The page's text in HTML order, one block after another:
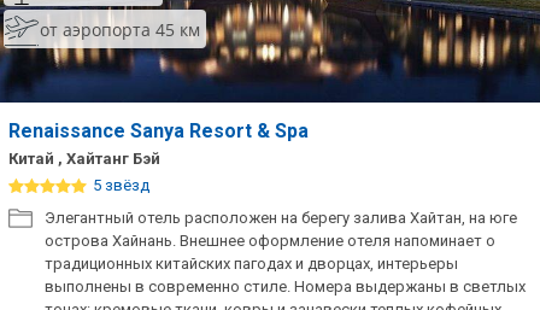
от аэропорта 45 км
Renaissance Sanya Resort & Spa
Китай , Хайтанг Бэй
5 звёзд
Элегантный отель расположен на берегу залива Хайтан, на юге
острова Хайнань. Внешнее оформление отеля напоминает о
традиционных китайских пагодах и дворцах, интерьеры
выполнены в современно стиле. Номера выдержаны в светлых